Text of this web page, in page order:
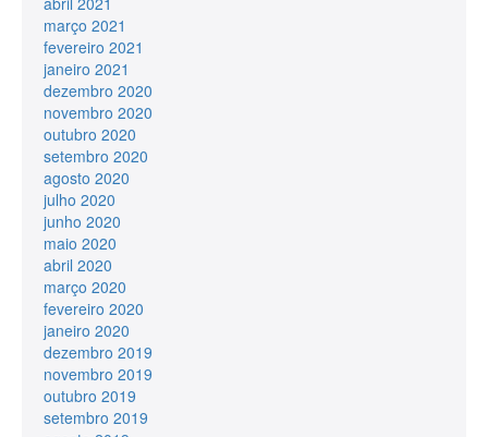
março 2021
fevereiro 2021
janeiro 2021
dezembro 2020
novembro 2020
outubro 2020
setembro 2020
agosto 2020
julho 2020
junho 2020
maio 2020
abril 2020
março 2020
fevereiro 2020
janeiro 2020
dezembro 2019
novembro 2019
outubro 2019
setembro 2019